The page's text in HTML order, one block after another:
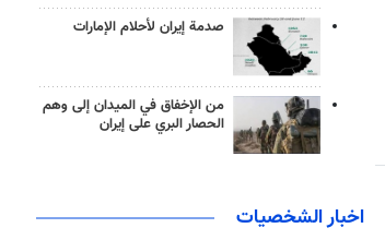
صدمة إيران لأحلام الإمارات
من الإخفاق في الميدان إلى وهم
الحصار البري على إيران
اخبار الشخصيات